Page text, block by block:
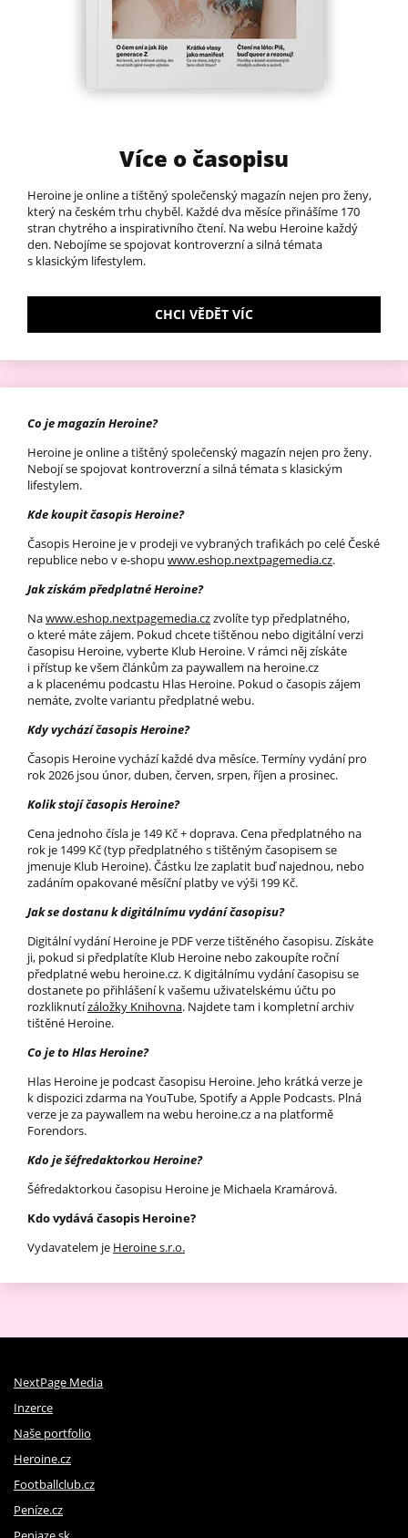
Více o časopisu
Heroine je online a tištěný společenský magazín nejen pro ženy,
který na českém trhu chyběl.​ Každé dva měsíce přinášíme 170
stran chytrého a inspirativního čtení. Na webu Heroine každý
den. Nebojíme se spojovat kontroverzní a silná témata
s klasickým lifestylem.​
CHCI VĚDĚT VÍC
Co je magazín Heroine?
Heroine je online a tištěný společenský magazín nejen pro ženy.
Nebojí se spojovat kontroverzní a silná témata s klasickým
lifestylem.
Kde koupit časopis Heroine?
Časopis Heroine je v prodeji ve vybraných trafikách po celé České
republice nebo v e-shopu www.eshop.nextpagemedia.cz.
Jak získám předplatné Heroine?
Nawww.eshop.nextpagemedia.czzvolíte typ předplatného,
o které máte zájem. Pokud chcete tištěnou nebo digitální verzi
časopisu Heroine, vyberte Klub Heroine. V rámci něj získáte
i přístup ke všem článkům za paywallem na heroine.cz
a k placenému podcastu Hlas Heroine. Pokud o časopis zájem
nemáte, zvolte variantu předplatné webu.
Kdy vychází časopis Heroine?
Časopis Heroine vychází každé dva měsíce. Termíny vydání pro
rok 2026 jsou únor, duben, červen, srpen, říjen a prosinec.
Kolik stojí časopis Heroine?
Cena jednoho čísla je 149 Kč + doprava. Cena předplatného na
rok je 1499 Kč (typ předplatného s tištěným časopisem se
jmenuje Klub Heroine). Částku lze zaplatit buď najednou, nebo
zadáním opakované měsíční platby ve výši 199 Kč.
Jak se dostanu k digitálnímu vydání časopisu?
Digitální vydání Heroine je PDF verze tištěného časopisu. Získáte
ji, pokud si předplatíte Klub Heroine nebo zakoupíte roční
předplatné webu heroine.cz. K digitálnímu vydání časopisu se
dostanete po přihlášení k vašemu uživatelskému účtu po
rozkliknutízáložky Knihovna. Najdete tam i kompletní archiv
tištěné Heroine.
Co je to Hlas Heroine?
Hlas Heroine je podcast časopisu Heroine. Jeho krátká verze je
k dispozici zdarma na YouTube, Spotify a Apple Podcasts. Plná
verze je za paywallem na webu heroine.cz a na platformě
Forendors.
Kdo je šéfredaktorkou Heroine?
Šéfredaktorkou časopisu Heroine je Michaela Kramárová.
Kdo vydává časopis Heroine?
Vydavatelem je Heroine s.r.o.
NextPage Media
Inzerce
Naše portfolio
Heroine.cz
Footballclub.cz
Peníze.cz